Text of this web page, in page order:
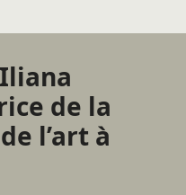
de la
l’art à